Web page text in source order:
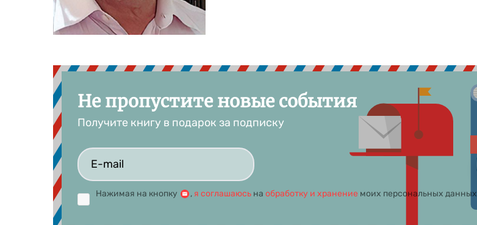
Не пропустите новые события
Получите книгу в подарок за подписку
Нажимая на кнопку , я соглашаюсь на обработку и хранение моих персональных данных